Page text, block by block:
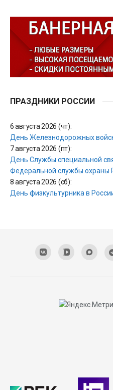
ПРАЗДНИКИ РОССИИ
6 августа 2026 (чт):
День Железнодорожных
7 августа 2026 (пт):
День Службы специальной
Федеральной службы охраны
8 августа 2026 (сб):
День физкультурника в